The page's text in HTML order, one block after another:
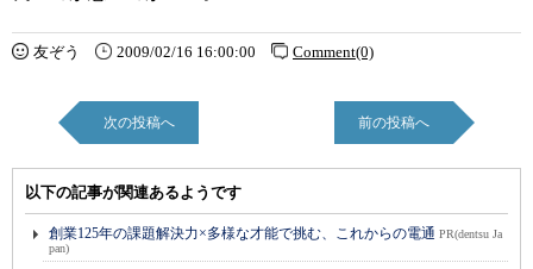
友ぞう 2009/02/16 16:00:00 Comment(0)
次の投稿へ 前の投稿へ
以下の記事が関連あるようです
創業125年の課題解決力×多様な才能で挑む、これからの電通 PR(dentsu Ja
pan)